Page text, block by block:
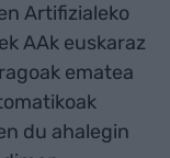
Artifizialeko
AAk euskaraz
ematea
du ahalegin